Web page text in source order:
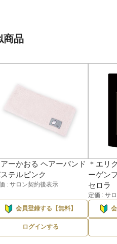
商品
ーかおる ヘアーバンド
テルピンク
: サロン契約後表示
会員登録する【無料】
ログインする
＊エリ
ーゲン
セロラ
定価 : サ